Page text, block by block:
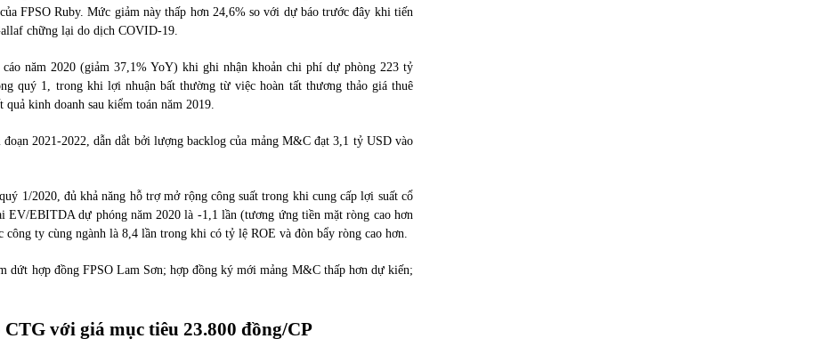
FPSO Ruby. Mức giảm này thấp hơn 24,6% so với dự báo trước đây khi tiến
chững lại do dịch COVID-19.
năm 2020 (giảm 37,1% YoY) khi ghi nhận khoản chi phí dự phòng 223 tỷ
quý 1, trong khi lợi nhuận bất thường từ việc hoàn tất thương thảo giá thuê
kinh doanh sau kiểm toán năm 2019.
2021-2022, dẫn dắt bởi lượng backlog của mảng M&C đạt 3,1 tỷ USD vào
1/2020, đủ khả năng hỗ trợ mở rộng công suất trong khi cung cấp lợi suất cổ
EV/EBITDA dự phóng năm 2020 là -1,1 lần (tương ứng tiền mặt ròng cao hơn
ty cùng ngành là 8,4 lần trong khi có tỷ lệ ROE và đòn bẩy ròng cao hơn.
dứt hợp đồng FPSO Lam Sơn; hợp đồng ký mới mảng M&C thấp hơn dự kiến;
với giá mục tiêu 23.800 đồng/CP